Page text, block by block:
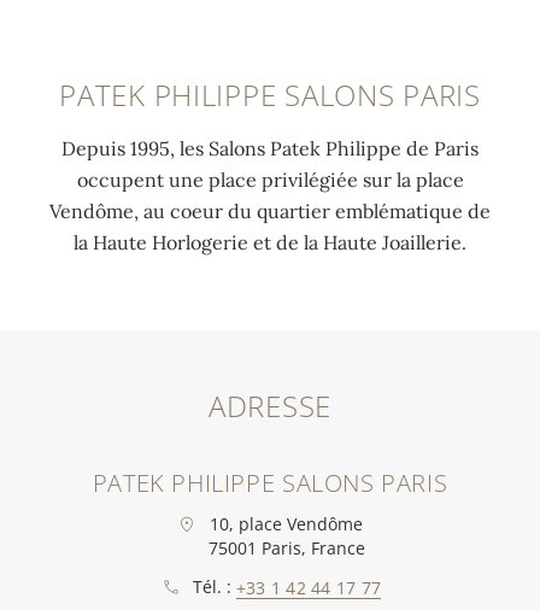
PATEK PHILIPPE SALONS PARIS
Depuis 1995, les Salons Patek Philippe de Paris
occupent une place privilégiée sur la place
Vendôme, au coeur du quartier emblématique de
la Haute Horlogerie et de la Haute Joaillerie.
ADRESSE
PATEK PHILIPPE SALONS PARIS
10, place Vendôme
75001 Paris, France
Tél. : +33 1 42 44 17 77